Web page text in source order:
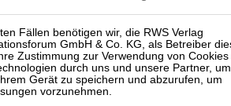
Sie den gewünschten Beitrag trotzdem